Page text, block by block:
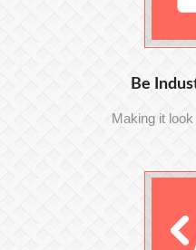
Be
Making it